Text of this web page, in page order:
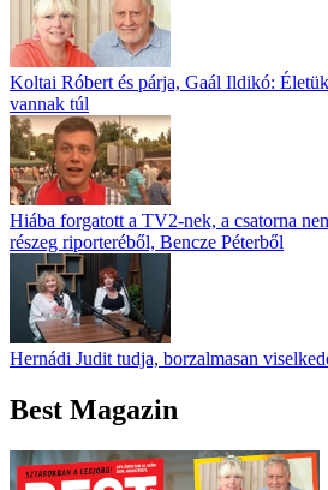
Koltai Róbert és párja, Gaál Ildikó:
vannak túl
Hiába forgatott a TV2-nek, a csatorna
részeg riporteréből, Bencze Péterből
Hernádi Judit tudja, borzalmasan
Best Magazin